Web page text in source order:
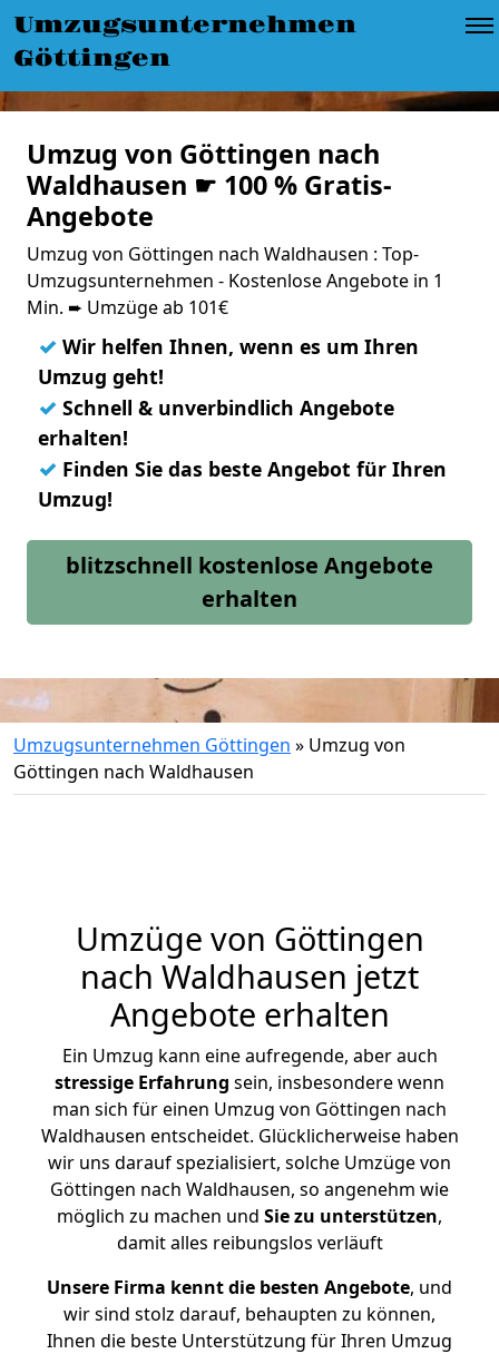
Umzugsunternehmen
Göttingen
Umzug von Göttingen nach
Waldhausen ☛ 100 % Gratis-
Angebote
Umzug von Göttingen nach Waldhausen : Top-
Umzugsunternehmen - Kostenlose Angebote in 1
Min. ➨ Umzüge ab 101€
✓ Wir helfen Ihnen, wenn es um Ihren
Umzug geht!
✓ Schnell & unverbindlich Angebote
erhalten!
✓ Finden Sie das beste Angebot für Ihren
Umzug!
blitzschnell kostenlose Angebote
erhalten
Umzugsunternehmen Göttingen » Umzug von
Göttingen nach Waldhausen
Umzüge von Göttingen
nach Waldhausen jetzt
Angebote erhalten
Ein Umzug kann eine aufregende, aber auch
stressige Erfahrung sein, insbesondere wenn
man sich für einen Umzug von Göttingen nach
Waldhausen entscheidet. Glücklicherweise haben
wir uns darauf spezialisiert, solche Umzüge von
Göttingen nach Waldhausen, so angenehm wie
möglich zu machen und Sie zu unterstützen,
damit alles reibungslos verläuft
Unsere Firma kennt die besten Angebote, und
wir sind stolz darauf, behaupten zu können,
Ihnen die beste Unterstützung für Ihren Umzug